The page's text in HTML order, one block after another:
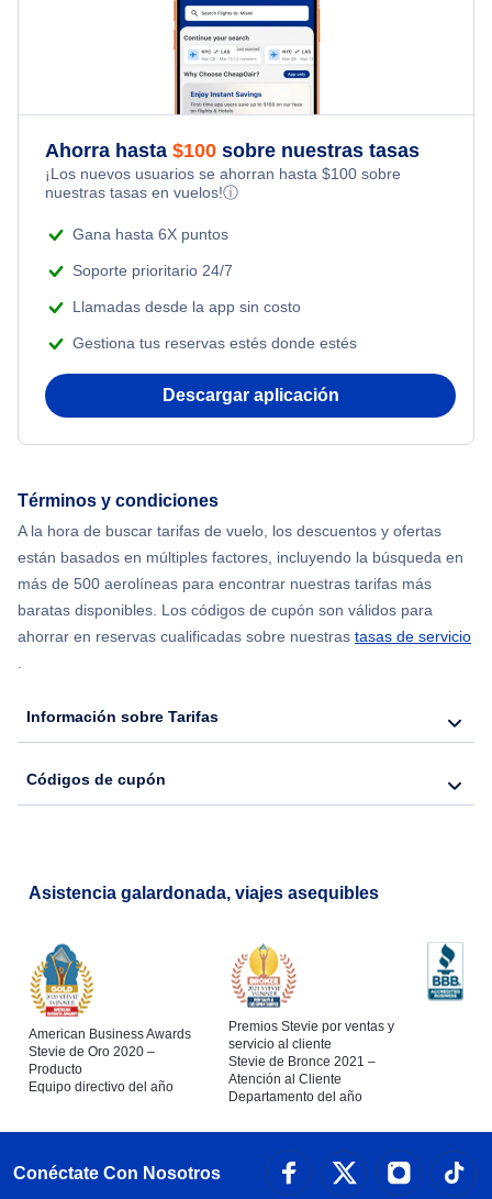
Flights from Nueva York to Tel Aviv
Flights from Nueva York to Estanbul
Flights from Nueva York to Singapur
Flights from Nueva York to Atenas
Flights from Shanghai to Nueva York
Flights from Delhi to Nueva York
Flights from Nueva York to Hong Kong
Flights from Nueva York to Lisboa
Kid Friendly Vacations
Honeymoon Vacations
Romantic Vacations
Adventure Vacations
Ahorra hasta $100 sobre nuestras tasas
¡Los nuevos usuarios se ahorran hasta $100 sobre
nuestras tasas en vuelos!ⓘ
Gana hasta 6X puntos
Soporte prioritario 24/7
Llamadas desde la app sin costo
Gestiona tus reservas estés donde estés
Descargar aplicación
Términos y condiciones
A la hora de buscar tarifas de vuelo, los descuentos y ofertas
están basados en múltiples factores, incluyendo la búsqueda en
más de 500 aerolíneas para encontrar nuestras tarifas más
baratas disponibles. Los códigos de cupón son válidos para
ahorrar en reservas cualificadas sobre nuestras tasas de servicio
.
Información sobre Tarifas
Códigos de cupón
Asistencia galardonada, viajes asequibles
American Business Awards
Stevie de Oro 2020 –
Producto
Equipo directivo del año
Premios Stevie por ventas y
servicio al cliente
Stevie de Bronce 2021 –
Atención al Cliente
Departamento del año
Conéctate Con Nosotros